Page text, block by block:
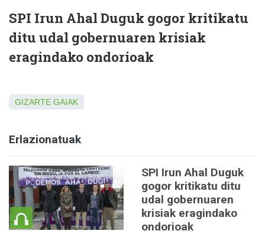
SPI Irun Ahal Duguk gogor kritikatu
ditu udal gobernuaren krisiak
eragindako ondorioak
GIZARTE GAIAK
Erlazionatuak
SPI Irun Ahal Duguk
gogor kritikatu ditu
udal gobernuaren
krisiak eragindako
ondorioak